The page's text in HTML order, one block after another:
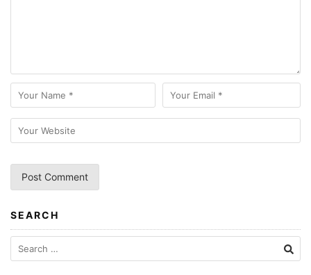
SEARCH